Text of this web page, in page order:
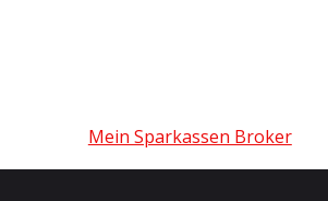
Mein Sparkassen Broker